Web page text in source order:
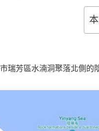
瑞芳區水湳洞聚落北側的